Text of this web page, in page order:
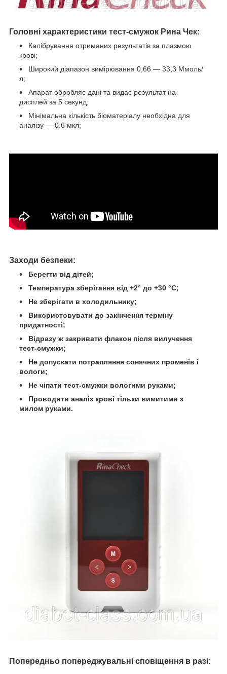
Головні характеристики тест-смужок Рина Чек:
Калібрування отриманих результатів за плазмою
крові;
Широкий діапазон вимірювання 0,66 — 33,3 Ммоль/
л;
Апарат обробляє дані та видає результат на
дисплей за 5 секунд;
Мінімальна кількість біоматеріалу необхідна для
аналізу — 0.6 мкл;
Заходи безпеки:
Берегти від дітей;
Температура зберігання від +2° до +30 °C;
Не зберігати в холодильнику;
Використовувати до закінчення терміну
придатності;
Відразу ж закривати флакон після вилучення
тест-смужки;
Не допускати потрапляння сонячних променів і
вологи;
Не чіпати тест-смужки вологими руками;
Проводити аналіз крові тільки вимитими з
милом руками.
Попередньо попереджувальні сповіщення в разі: